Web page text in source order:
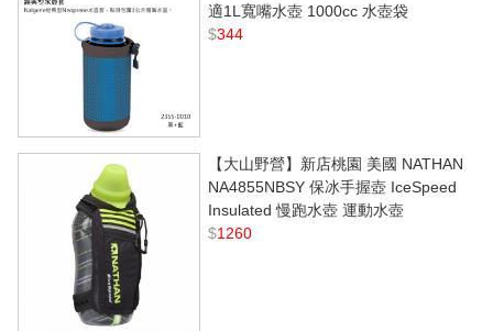
適1L寬嘴水壺 1000cc 水壺袋
$344
【大山野營】新店桃園 美國 NATHAN
NA4855NBSY 保冰手握壺 IceSpeed
Insulated 慢跑水壺 運動水壺
$1260